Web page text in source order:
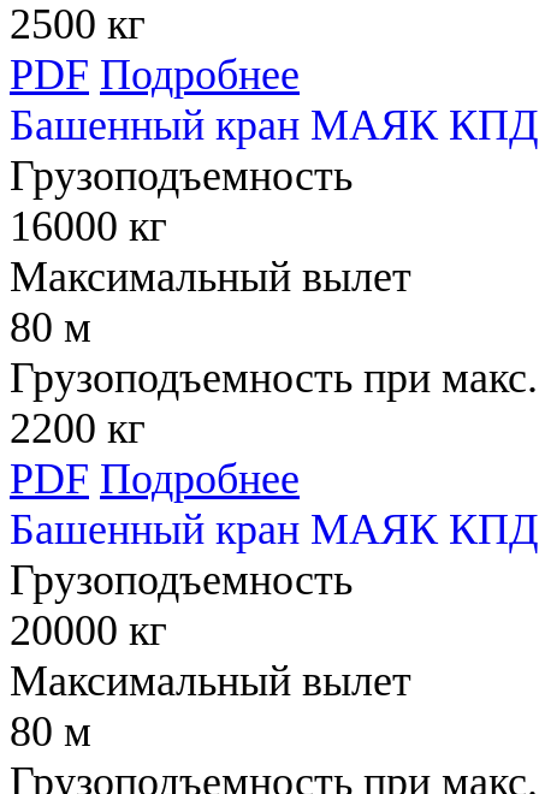
2500 кг
PDF Подробнее
Башенный кран МАЯК КПД
Грузоподъемность
16000 кг
Максимальный вылет
80 м
Грузоподъемность при
2200 кг
PDF Подробнее
Башенный кран МАЯК КПД
Грузоподъемность
20000 кг
Максимальный вылет
80 м
Грузоподъемность при